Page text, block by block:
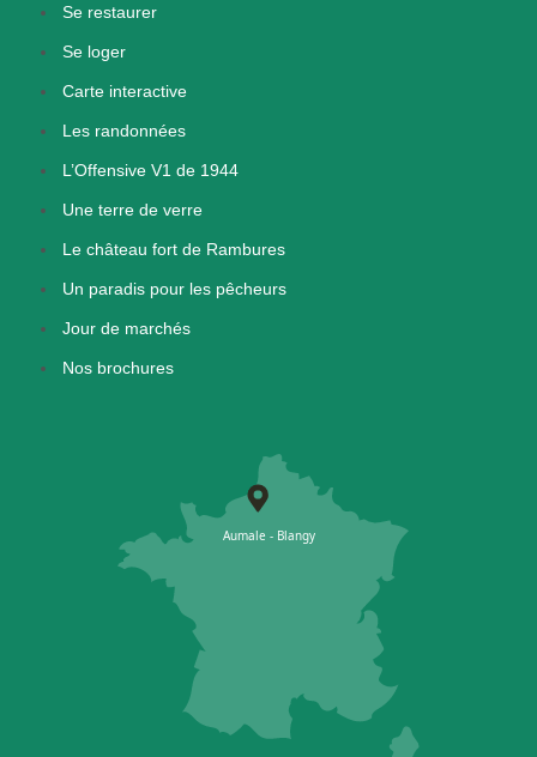
Se restaurer
Se loger
Carte interactive
Les randonnées
L’Offensive V1 de 1944
Une terre de verre
Le château fort de Rambures
Un paradis pour les pêcheurs
Jour de marchés
Nos brochures